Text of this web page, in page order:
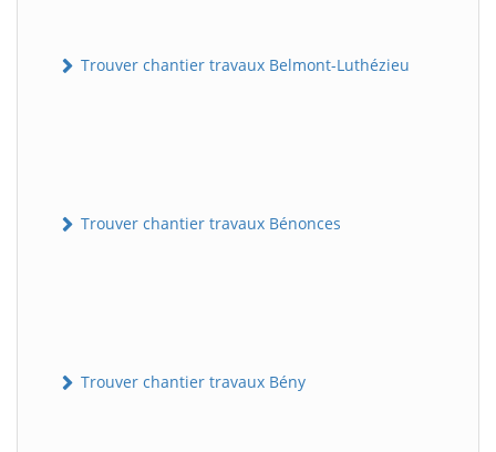
Trouver chantier travaux Belmont-Luthézieu
Trouver chantier travaux Bénonces
Trouver chantier travaux Bény